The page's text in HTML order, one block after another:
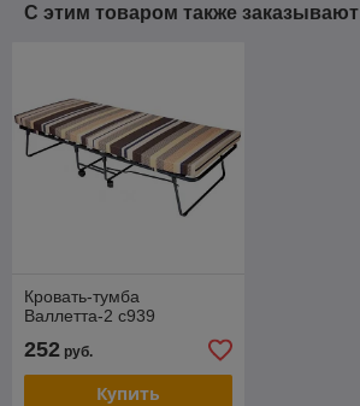
С этим товаром также заказывают
Кровать-тумба
Валлетта-2 с939
252 руб.
Купить